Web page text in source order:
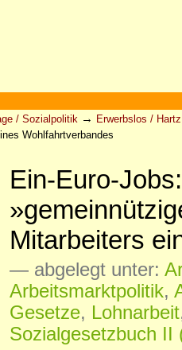
/ Sozialpolitik → Erwerbslos /
Wohlfahrtverbandes
Ein-Euro-
Mitarbeiters
— abgelegt unter:
Arbeitsmarktpolitik,
Gesetze, Lohnarbeit
Sozialgesetzbuch II